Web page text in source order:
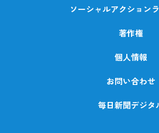
ソーシャルアクション
著作権
個人情報
お問い合わせ
毎日新聞デジタ